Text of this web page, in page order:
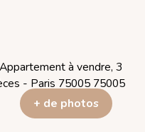
+ de photos